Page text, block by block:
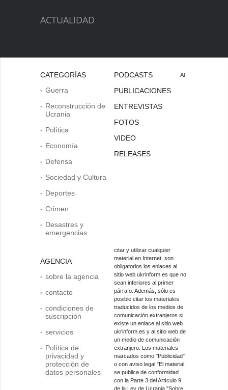
ACTUALIDAD
CATEGORÍAS
Guerra
Reconstrucción de
Ucrania
Política
Economía
Defensa
Sociedad y Cultura
Deportes
Crimen
Desastres y
emergencias
AGENCIA
sobre la agencia
contacto
condiciones de
suscripción
servicios
Política de
privacidad y
protección de
datos personales
PODCASTS
PUBLICACIONES
ENTREVISTAS
FOTOS
VIDEO
RELEASES
Al
citar y utilizar cualquier
material en Internet, son
obligatorios los enlaces al
sitio web ukrinform.es que no
sean inferiores al primer
párrafo. Además, sólo es
posible citar los materiales
traducidos de los medios de
comunicación extranjeros si
existe un enlace al sitio web
ukrinform.es y al sitio web de
un medio de comunicación
extranjero. Los materiales
marcados como "Publicidad"
o con aviso legal "El material
se publica de conformidad
con la Parte 3 del Artículo 9
de la Ley de Ucrania "Sobre